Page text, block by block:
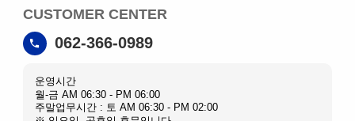
CUSTOMER CENTER
062-366-0989
운영시간
월-금 AM 06:30 - PM 06:00
주말업무시간 : 토 AM 06:30 - PM 02:00